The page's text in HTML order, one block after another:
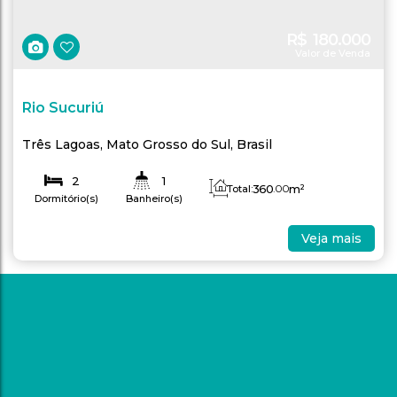
Rio Sucuriú
Três Lagoas, Mato Grosso do Sul, Brasil
2
Dormitório(s)
1
Banheiro(s)
Total:360.00m²
Veja mais